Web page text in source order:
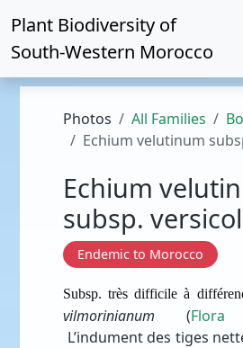
Plant Biodiversity of
South-Western Morocco
Photos All Families
Echium velutinum
Echium
subsp.
Endemic to Morocco
Subsp. très difficile à
vilmorinianum (Flora
L’indument des tiges